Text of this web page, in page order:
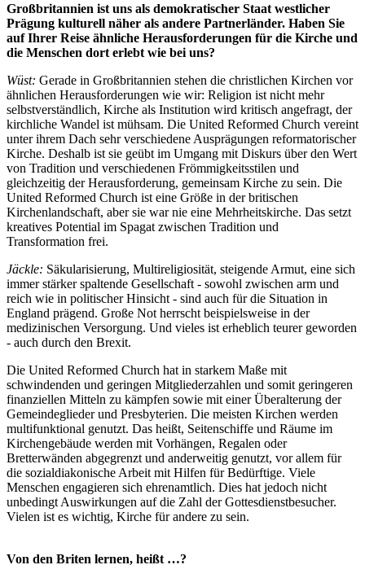
Großbritannien ist uns als demokratischer Staat westlicher
Prägung kulturell näher als andere Partnerländer. Haben Sie
auf Ihrer Reise ähnliche Herausforderungen für die Kirche und
die Menschen dort erlebt wie bei uns?
Wüst: Gerade in Großbritannien stehen die christlichen Kirchen vor
ähnlichen Herausforderungen wie wir: Religion ist nicht mehr
selbstverständlich, Kirche als Institution wird kritisch angefragt, der
kirchliche Wandel ist mühsam. Die United Reformed Church vereint
unter ihrem Dach sehr verschiedene Ausprägungen reformatorischer
Kirche. Deshalb ist sie geübt im Umgang mit Diskurs über den Wert
von Tradition und verschiedenen Frömmigkeitsstilen und
gleichzeitig der Herausforderung, gemeinsam Kirche zu sein. Die
United Reformed Church ist eine Größe in der britischen
Kirchenlandschaft, aber sie war nie eine Mehrheitskirche. Das setzt
kreatives Potential im Spagat zwischen Tradition und
Transformation frei.
Jäckle: Säkularisierung, Multireligiosität, steigende Armut, eine sich
immer stärker spaltende Gesellschaft - sowohl zwischen arm und
reich wie in politischer Hinsicht - sind auch für die Situation in
England prägend. Große Not herrscht beispielsweise in der
medizinischen Versorgung. Und vieles ist erheblich teurer geworden
- auch durch den Brexit.
Die United Reformed Church hat in starkem Maße mit
schwindenden und geringen Mitgliederzahlen und somit geringeren
finanziellen Mitteln zu kämpfen sowie mit einer Überalterung der
Gemeindeglieder und Presbyterien. Die meisten Kirchen werden
multifunktional genutzt. Das heißt, Seitenschiffe und Räume im
Kirchengebäude werden mit Vorhängen, Regalen oder
Bretterwänden abgegrenzt und anderweitig genutzt, vor allem für
die sozialdiakonische Arbeit mit Hilfen für Bedürftige. Viele
Menschen engagieren sich ehrenamtlich. Dies hat jedoch nicht
unbedingt Auswirkungen auf die Zahl der Gottesdienstbesucher.
Vielen ist es wichtig, Kirche für andere zu sein.
Von den Briten lernen, heißt …?